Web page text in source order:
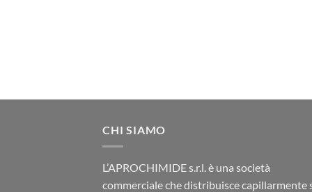
CHI SIAMO
L’APROCHIMIDE s.r.l. è una società
commerciale che distribuisce capillarmente